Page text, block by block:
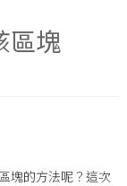
區塊
塊的方法呢？這次